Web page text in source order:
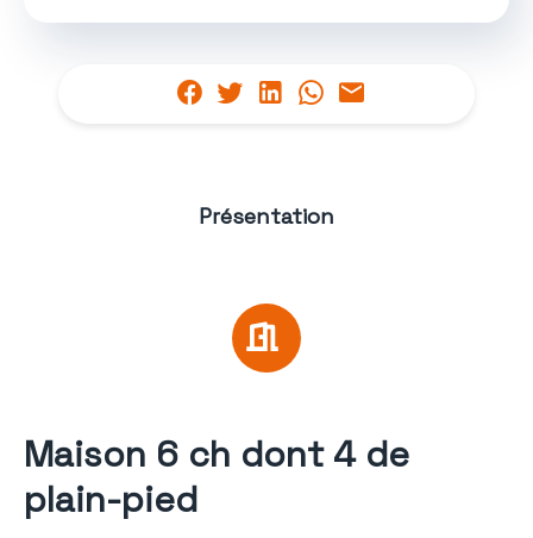
Présentation
Maison 6 ch dont 4 de
plain-pied